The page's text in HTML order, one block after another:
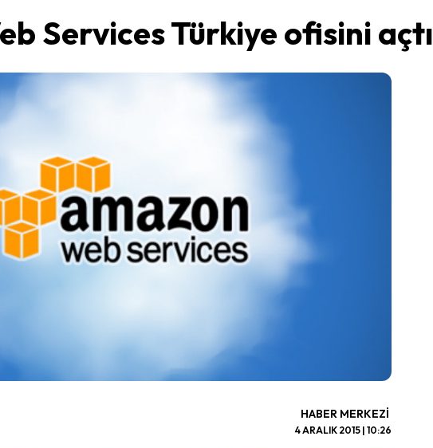
Services Türkiye ofisini açtı
HABER MERKEZI
4 ARALIK 2015 | 10:26